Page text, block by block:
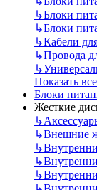
↳Блоки
↳Блоки
↳Кабели
↳Провода
↳
Показать
Блоки
Жесткие
↳
↳Внешние
↳
↳
↳